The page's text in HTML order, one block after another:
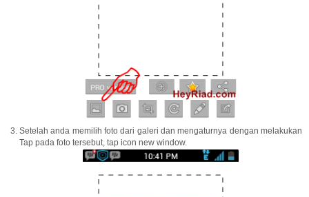
Setelah anda memilih foto dari galeri dan mengaturnya dengan melakukan
Tap pada foto tersebut, tap icon new window.